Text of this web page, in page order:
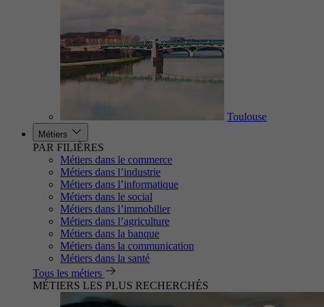
Toulouse
Métiers
PAR FILIÈRES
Métiers dans le commerce
Métiers dans l’industrie
Métiers dans l’informatique
Métiers dans le social
Métiers dans l’immobilier
Métiers dans l’agriculture
Métiers dans la banque
Métiers dans la communication
Métiers dans la santé
Tous les métiers
MÉTIERS LES PLUS RECHERCHÉS